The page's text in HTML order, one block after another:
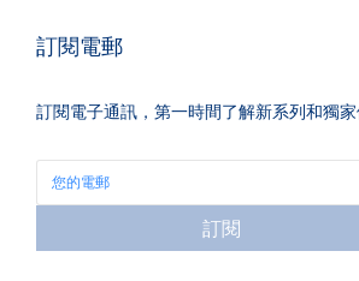
訂閱電郵
訂閱電子通訊，第一時間了解新系列和獨家
訂閱